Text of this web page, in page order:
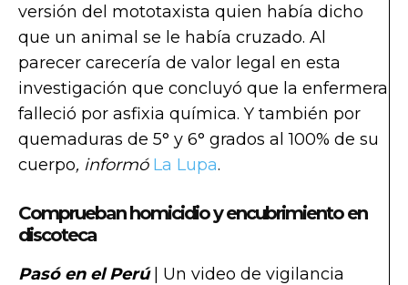
versión del mototaxista quien había dicho
que un animal se le había cruzado. Al
parecer carecería de valor legal en esta
investigación que concluyó que la enfermera
falleció por asfixia química. Y también por
quemaduras de 5° y 6° grados al 100% de su
cuerpo, informó La Lupa.
Comprueban homicidio y encubrimiento en
discoteca
Pasó en el Perú| Un video de vigilancia